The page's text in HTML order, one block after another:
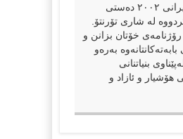
لە ١ی حوزەیرانی ٢٠٠٢ دەستی
لە شاری تۆرنتۆ.
خۆتان بزانن و
بەرەو
بنیاتنانی
هۆشیار و ئازاد و